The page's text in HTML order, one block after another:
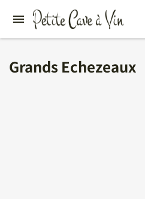
Grands Echezeaux